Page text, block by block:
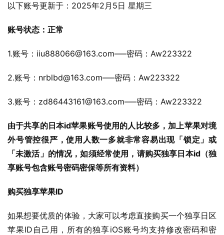
以下账号更新于：2025年2月5日 星期三
账号状态：正常
1.账号： iiu888066@163.com—–密码：Aw223322
2.账号： nrblbd@163.com—–密码：Aw223322
3.账号： zd86443161@163.com—–密码：Aw223322
由于共享的日本id苹果账号使用的人比较多，加上苹果对境
外号管控很严，使用人数一多就非常容易出现「锁定」或
「未激活」的情况，如须经常使用，请购买独享日本id（独
享账号包含账号密码密保等所有资料）
购买独享苹果ID
如果想要优质的体验，大家可以考虑直接购买一个独享日区
苹果ID自己用，所有的独享iOS账号均支持修改密码和密